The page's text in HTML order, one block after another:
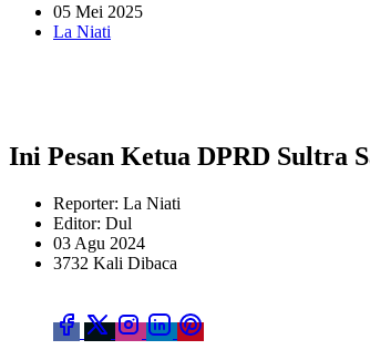
05 Mei 2025
La Niati
Ini Pesan Ketua DPRD Sultra
Reporter: La Niati
Editor: Dul
03 Agu 2024
3732 Kali Dibaca